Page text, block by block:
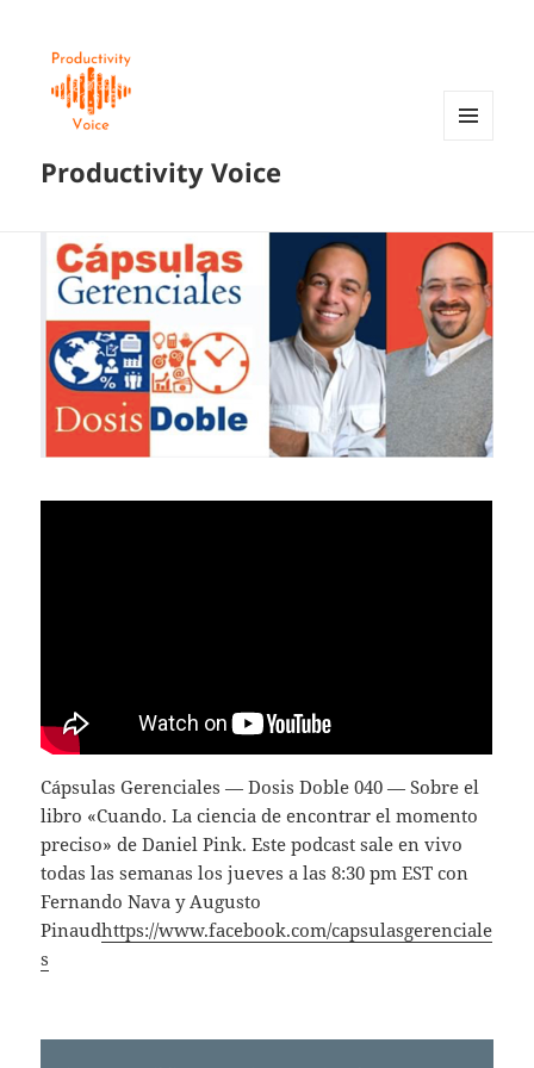
Productivity Voice
Cápsulas Gerenciales — Dosis Doble 040 — Sobre el
libro «Cuando. La ciencia de encontrar el momento
preciso» de Daniel Pink. Este podcast sale en vivo
todas las semanas los jueves a las 8:30 pm EST con
Fernando Nava y Augusto
Pinaudhttps://www.facebook.com/capsulasgerenciale
s